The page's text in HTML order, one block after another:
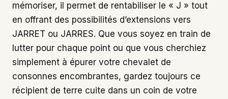
mémoriser, il permet de rentabiliser le « J » tout
en offrant des possibilités d’extensions vers
JARRET ou JARRES. Que vous soyez en train de
lutter pour chaque point ou que vous cherchiez
simplement à épurer votre chevalet de
consonnes encombrantes, gardez toujours ce
récipient de terre cuite dans un coin de votre